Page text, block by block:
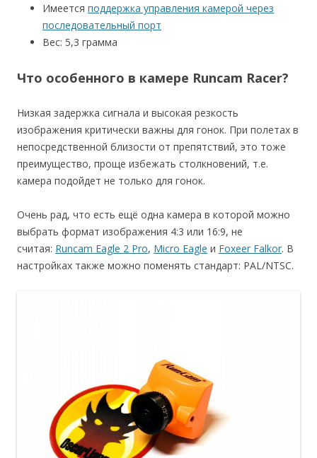
Имеется поддержка управления камерой через
последовательный порт
Вес: 5,3 грамма
Что особенного в камере Runcam Racer?
Низкая задержка сигнала и высокая резкость
изображения критически важны для гонок. При полетах в
непосредственной близости от препятствий, это тоже
преимущество, проще избежать столкновений, т.е.
камера подойдет не только для гонок.
Очень рад, что есть ещё одна камера в которой можно
выбрать формат изображения 4:3 или 16:9, не
считая: Runcam Eagle 2 Pro, Micro Eagle и Foxeer Falkor. В
настройках также можно поменять стандарт: PAL/NTSC.